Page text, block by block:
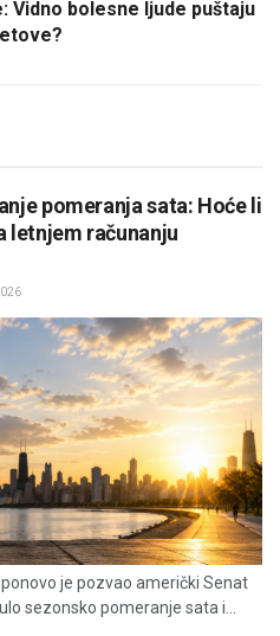
Vidno bolesne ljude puštaju
pomeranja sata: Hoće li
letnjem računanju
je pozvao američki Senat
sezonsko pomeranje sata i...